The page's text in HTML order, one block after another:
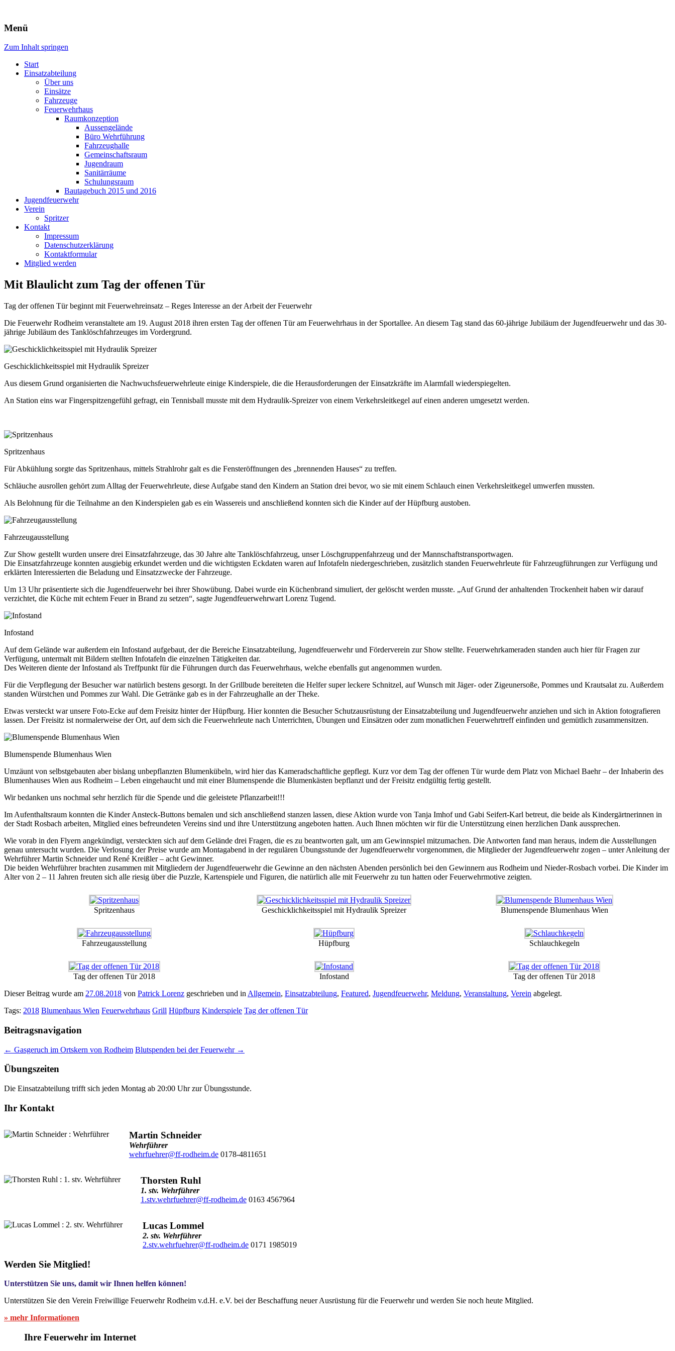
Freiwillige Feuerwehr Rodheim v.d.H.
Menü
Zum Inhalt springen
Start
Einsatzabteilung
Über uns
Einsätze
Fahrzeuge
Feuerwehrhaus
Raumkonzeption
Aussengelände
Büro Wehrführung
Fahrzeughalle
Gemeinschaftsraum
Jugendraum
Sanitärräume
Schulungsraum
Bautagebuch 2015 und 2016
Jugendfeuerwehr
Verein
Spritzer
Kontakt
Impressum
Datenschutzerklärung
Kontaktformular
Mitglied werden
Mit Blaulicht zum Tag der offenen Tür
Tag der offenen Tür beginnt mit Feuerwehreinsatz – Reges Interesse an der Arbeit der Feuerwehr
Die Feuerwehr Rodheim veranstaltete am 19. August 2018 ihren ersten Tag der offenen Tür am Feuerwehrhaus in der Sportallee. An diesem Tag stand das 60-jährige Jubiläum der Jugendfeuerwehr und das 30-
jährige Jubiläum des Tanklöschfahrzeuges im Vordergrund.
Geschicklichkeitsspiel mit Hydraulik Spreizer
Aus diesem Grund organisierten die Nachwuchsfeuerwehrleute einige Kinderspiele, die die Herausforderungen der Einsatzkräfte im Alarmfall wiederspiegelten.
An Station eins war Fingerspitzengefühl gefragt, ein Tennisball musste mit dem Hydraulik-Spreizer von einem Verkehrsleitkegel auf einen anderen umgesetzt werden.
Spritzenhaus
Für Abkühlung sorgte das Spritzenhaus, mittels Strahlrohr galt es die Fensteröffnungen des „brennenden Hauses“ zu treffen.
Schläuche ausrollen gehört zum Alltag der Feuerwehrleute, diese Aufgabe stand den Kindern an Station drei bevor, wo sie mit einem Schlauch einen Verkehrsleitkegel umwerfen mussten.
Als Belohnung für die Teilnahme an den Kinderspielen gab es ein Wassereis und anschließend konnten sich die Kinder auf der Hüpfburg austoben.
Fahrzeugausstellung
Zur Show gestellt wurden unsere drei Einsatzfahrzeuge, das 30 Jahre alte Tanklöschfahrzeug, unser Löschgruppenfahrzeug und der Mannschaftstransportwagen.
Die Einsatzfahrzeuge konnten ausgiebig erkundet werden und die wichtigsten Eckdaten waren auf Infotafeln niedergeschrieben, zusätzlich standen Feuerwehrleute für Fahrzeugführungen zur Verfügung und
erklärten Interessierten die Beladung und Einsatzzwecke der Fahrzeuge.
Um 13 Uhr präsentierte sich die Jugendfeuerwehr bei ihrer Showübung. Dabei wurde ein Küchenbrand simuliert, der gelöscht werden musste. „Auf Grund der anhaltenden Trockenheit haben wir darauf
verzichtet, die Küche mit echtem Feuer in Brand zu setzen“, sagte Jugendfeuerwehrwart Lorenz Tugend.
Infostand
Auf dem Gelände war außerdem ein Infostand aufgebaut, der die Bereiche Einsatzabteilung, Jugendfeuerwehr und Förderverein zur Show stellte. Feuerwehrkameraden standen auch hier für Fragen zur
Verfügung, untermalt mit Bildern stellten Infotafeln die einzelnen Tätigkeiten dar.
Des Weiteren diente der Infostand als Treffpunkt für die Führungen durch das Feuerwehrhaus, welche ebenfalls gut angenommen wurden.
Für die Verpflegung der Besucher war natürlich bestens gesorgt. In der Grillbude bereiteten die Helfer super leckere Schnitzel, auf Wunsch mit Jäger- oder Zigeunersoße, Pommes und Krautsalat zu. Außerdem
standen Würstchen und Pommes zur Wahl. Die Getränke gab es in der Fahrzeughalle an der Theke.
Etwas versteckt war unsere Foto-Ecke auf dem Freisitz hinter der Hüpfburg. Hier konnten die Besucher Schutzausrüstung der Einsatzabteilung und Jugendfeuerwehr anziehen und sich in Aktion fotografieren
lassen. Der Freisitz ist normalerweise der Ort, auf dem sich die Feuerwehrleute nach Unterrichten, Übungen und Einsätzen oder zum monatlichen Feuerwehrtreff einfinden und gemütlich zusammensitzen.
Blumenspende Blumenhaus Wien
Umzäunt von selbstgebauten aber bislang unbepflanzten Blumenkübeln, wird hier das Kameradschaftliche gepflegt. Kurz vor dem Tag der offenen Tür wurde dem Platz von Michael Baehr – der Inhaberin des
Blumenhauses Wien aus Rodheim – Leben eingehaucht und mit einer Blumenspende die Blumenkästen bepflanzt und der Freisitz endgültig fertig gestellt.
Wir bedanken uns nochmal sehr herzlich für die Spende und die geleistete Pflanzarbeit!!!
Im Aufenthaltsraum konnten die Kinder Ansteck-Buttons bemalen und sich anschließend stanzen lassen, diese Aktion wurde von Tanja Imhof und Gabi Seifert-Karl betreut, die beide als Kindergärtnerinnen in
der Stadt Rosbach arbeiten, Mitglied eines befreundeten Vereins sind und ihre Unterstützung angeboten hatten. Auch Ihnen möchten wir für die Unterstützung einen herzlichen Dank aussprechen.
Wie vorab in den Flyern angekündigt, versteckten sich auf dem Gelände drei Fragen, die es zu beantworten galt, um am Gewinnspiel mitzumachen. Die Antworten fand man heraus, indem die Ausstellungen
genau untersucht wurden. Die Verlosung der Preise wurde am Montagabend in der regulären Übungsstunde der Jugendfeuerwehr vorgenommen, die Mitglieder der Jugendfeuerwehr zogen – unter Anleitung der
Wehrführer Martin Schneider und René Kreißler – acht Gewinner.
Die beiden Wehrführer brachten zusammen mit Mitgliedern der Jugendfeuerwehr die Gewinne an den nächsten Abenden persönlich bei den Gewinnern aus Rodheim und Nieder-Rosbach vorbei. Die Kinder im
Alter von 2 – 11 Jahren freuten sich alle riesig über die Puzzle, Kartenspiele und Figuren, die natürlich alle mit Feuerwehr zu tun hatten oder Feuerwehrmotive zeigten.
Spritzenhaus Geschicklichkeitsspiel mit Hydraulik Spreizer Blumenspende Blumenhaus Wien
Fahrzeugausstellung Hüpfburg Schlauchkegeln
Tag der offenen Tür 2018 Infostand
Tag der offenen Tür 2018
Dieser Beitrag wurde am 27.08.2018 von Patrick Lorenz geschrieben und in Allgemein, Einsatzabteilung, Featured, Jugendfeuerwehr, Meldung, Veranstaltung, Verein abgelegt.
Tags: 2018 Blumenhaus Wien Feuerwehrhaus Grill Hüpfburg Kinderspiele Tag der offenen Tür
Beitragsnavigation
← Gasgeruch im Ortskern von Rodheim Blutspenden bei der Feuerwehr →
Übungszeiten
Die Einsatzabteilung trifft sich jeden Montag ab 20:00 Uhr zur Übungsstunde.
Ihr Kontakt
Martin Schneider
Wehrführer
wehrfuehrer@ff-rodheim.de0178-4811651
Thorsten Ruhl
1. stv. Wehrführer
1.stv.wehrfuehrer@ff-rodheim.de0163 4567964
Lucas Lommel
2. stv. Wehrführer
2.stv.wehrfuehrer@ff-rodheim.de0171 1985019
Werden Sie Mitglied!
Unterstützen Sie uns, damit wir Ihnen helfen können!
Unterstützen Sie den Verein Freiwillige Feuerwehr Rodheim v.d.H. e.V. bei der Beschaffung neuer Ausrüstung für die Feuerwehr und werden Sie noch heute Mitglied.
» mehr Informationen
Ihre Feuerwehr im Internet